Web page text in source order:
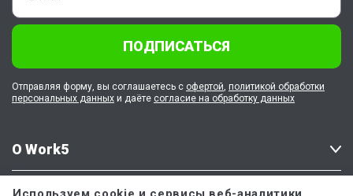
О Work5
Клиентам
ПОДПИСАТЬСЯ
Отправляя форму, вы соглашаетесь с офертой, политикой обработки
персональных данных и даёте согласие на обработку данных